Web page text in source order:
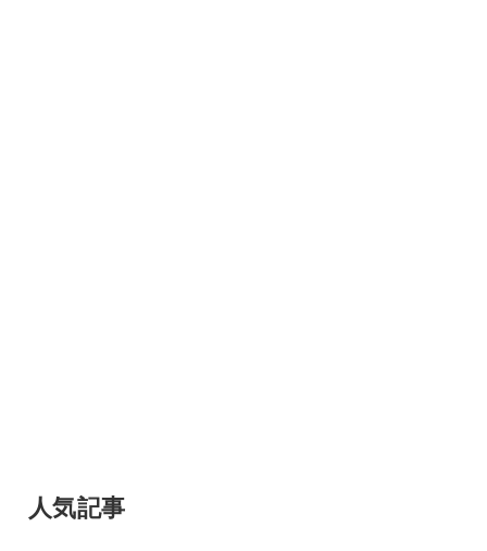
人気記事